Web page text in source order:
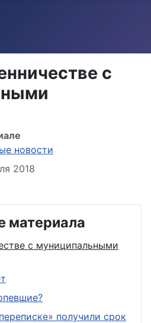
с
новости
2018
материала
с муниципальными
получили срок